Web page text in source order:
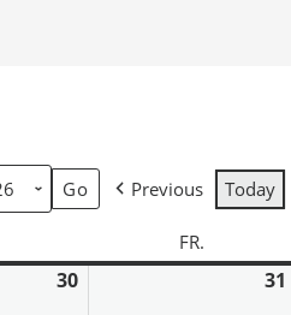
Previous Today
FR.
30 31